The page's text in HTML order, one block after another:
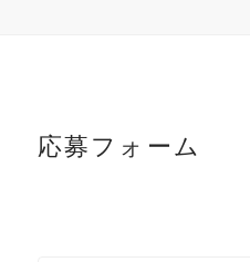
応募フォーム